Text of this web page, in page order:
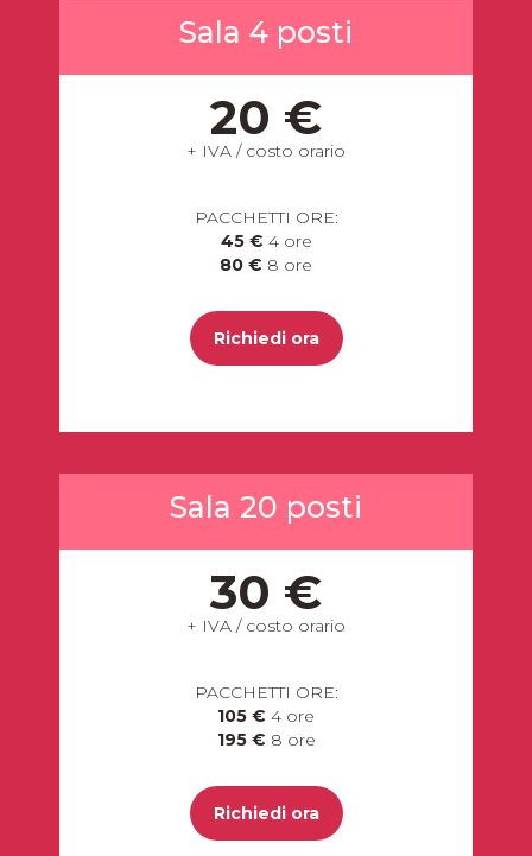
Sala 4 posti
20 €
+ IVA / costo orario
PACCHETTI ORE:
45 € 4 ore
80 € 8 ore
Richiedi ora
Sala 20 posti
30 €
+ IVA / costo orario
PACCHETTI ORE:
105 € 4 ore
195 € 8 ore
Richiedi ora